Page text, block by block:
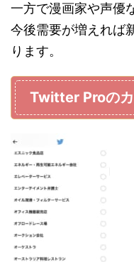
一方で漫画家や声優
今後需要が増えれば
ります。
Twitter Proの